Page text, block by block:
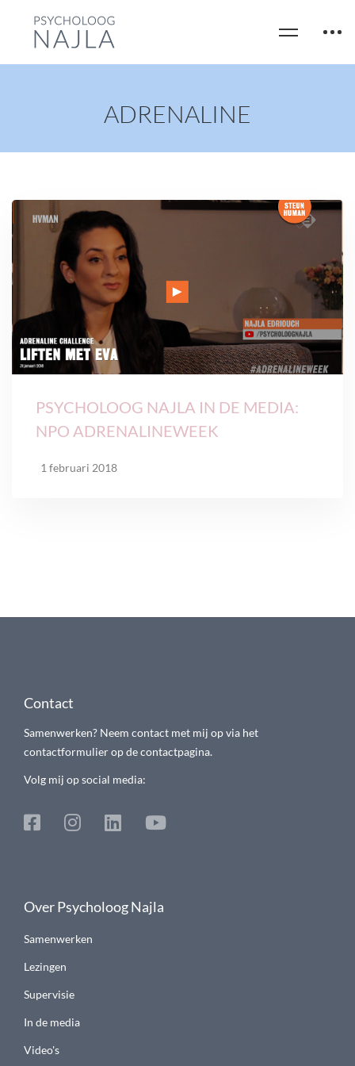
ADRENALINE
PSYCHOLOOG NAJLA IN DE MEDIA:
NPO ADRENALINEWEEK
1 februari 2018
Contact
Samenwerken? Neem contact met mij op via het
contactformulier op de contactpagina.
Volg mij op social media:
Over Psycholoog Najla
Samenwerken
Lezingen
Supervisie
In de media
Video's